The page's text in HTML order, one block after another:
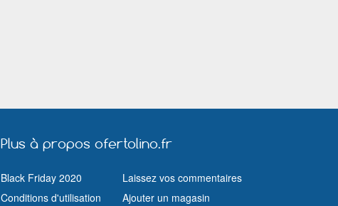
Plus à propos ofertolino.fr
Black Friday 2020
Conditions d'utilisation
Laissez vos commentaires
Ajouter un magasin